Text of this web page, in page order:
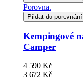
Porovnat
Přidat do porovnání
Kempingové
Camper
4 590 Kč
3 672 Kč